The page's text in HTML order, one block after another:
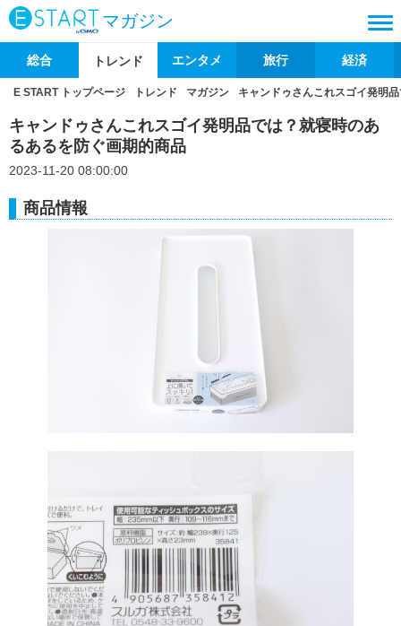
マガジン
総合 トレンド エンタメ 旅行 経済
E START トップページ トレンド マガジン キャンドゥさんこれスゴイ発明
キャンドゥさんこれスゴイ発明品では？就寝時のあ
るあるを防ぐ画期的商品
2023-11-20 08:00:00
商品情報